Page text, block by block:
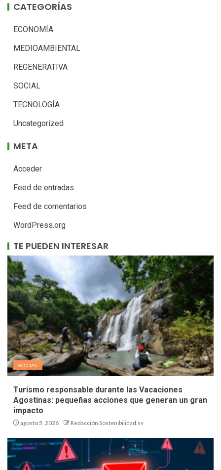
CATEGORÍAS
ECONOMÍA
MEDIOAMBIENTAL
REGENERATIVA
SOCIAL
TECNOLOGÍA
Uncategorized
META
Acceder
Feed de entradas
Feed de comentarios
WordPress.org
TE PUEDEN INTERESAR
SOCIAL
Turismo responsable durante las Vacaciones
Agostinas: pequeñas acciones que generan un gran
impacto
agosto 5, 2026 Redacción Sostenibilidad.sv